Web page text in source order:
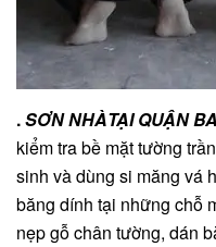
.SƠN NHÀTẠI QUẬN
kiểm tra bề mặt tường
sinh và dùng si măng vá
băng dính tại những chỗ
nẹp gỗ chân tường, dán